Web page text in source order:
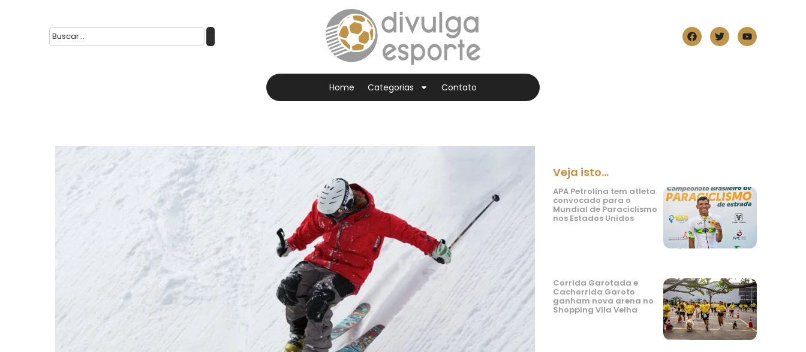
Home Categorias Contato
Veja isto...
APA Petrolina tem atleta
convocado para o
Mundial de Paraciclismo
nos Estados Unidos
Corrida Garotada e
Cachorrida Garoto
ganham nova arena no
Shopping Vila Velha